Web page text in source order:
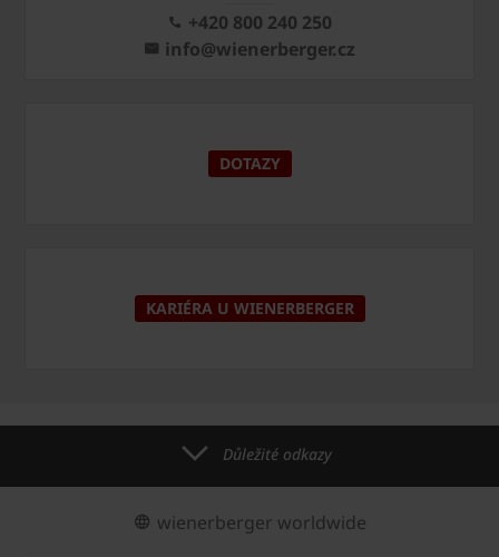
+420 800 240 250
info@wienerberger.cz
DOTAZY
KARIÉRA U WIENERBERGER
Důležité odkazy
wienerberger worldwide